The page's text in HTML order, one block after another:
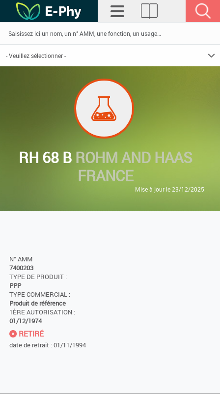
RH 68 B ROHM AND HAAS
FRANCE
Mise à jour le 23/12/2025
N° AMM
7400203
TYPE DE PRODUIT :
PPP
TYPE COMMERCIAL :
Produit de référence
1ÈRE AUTORISATION :
01/12/1974
RETIRÉ
date de retrait : 01/11/1994